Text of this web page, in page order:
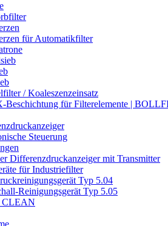
für Automatikfilter
/ Koaleszenzeinsatz
Beschichtung für Filterelemente |
Steuerung
Differenzdruckanzeiger mit Transmitter
für Industriefilter
Typ 5.04
Reinigungsgerät Typ 5.05